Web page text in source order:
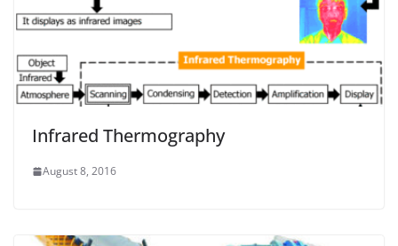
Infrared Thermography
August 8, 2016